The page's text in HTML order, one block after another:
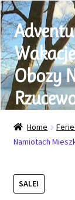
Skip
to
navigation
Skip
to
content
Obozy
Moje konto
Ferie Obozy
Karnety
Home
Namiotach
SALE!